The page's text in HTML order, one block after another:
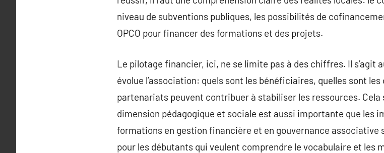
niveau de subventions publiques, les possibilités de
OPCO pour financer des formations et des projets.
Le pilotage financier, ici, ne se limite pas à des chiffres. Il s’agit
évolue l’association: quels sont les bénéficiaires, quelles sont
partenariats peuvent contribuer à stabiliser les ressources. Cela
dimension pédagogique et sociale est aussi importante que les
formations en gestion financière et en gouvernance associative
pour les débutants qui veulent comprendre le vocabulaire et les